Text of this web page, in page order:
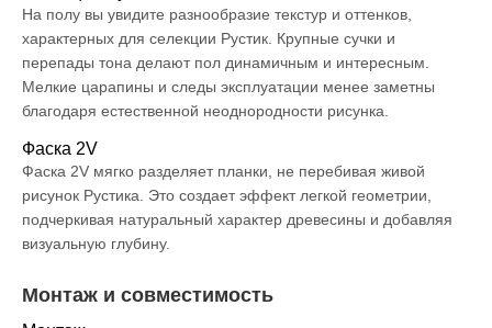
На полу вы увидите разнообразие текстур и оттенков,
характерных для селекции Рустик. Крупные сучки и
перепады тона делают пол динамичным и интересным.
Мелкие царапины и следы эксплуатации менее заметны
благодаря естественной неоднородности рисунка.
Фаска 2V
Фаска 2V мягко разделяет планки, не перебивая живой
рисунок Рустика. Это создает эффект легкой геометрии,
подчеркивая натуральный характер древесины и добавляя
визуальную глубину.
Монтаж и совместимость